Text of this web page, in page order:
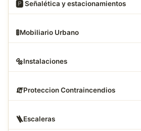
🅿️ Señalética y estacionamientos
🚦Mobiliario Urbano
🔩Instalaciones
🧯Proteccion Contraincendios
🪜Escaleras